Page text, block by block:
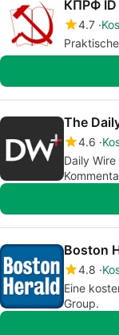
КПРФ ID
4.7
The
4.6
Daily
Boston
4.8
Eine
Group.